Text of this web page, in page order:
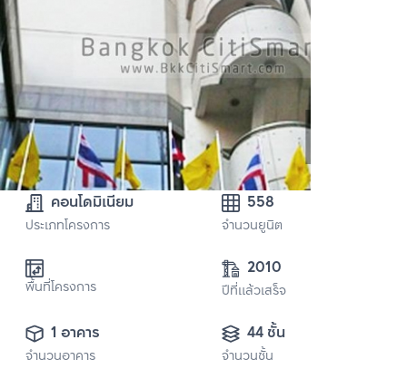
คอนโดมิเนียม
ประเภทโครงการ
558
จำนวนยูนิต
พื้นที่โครงการ
2010
ปีที่แล้วเสร็จ
1 อาคาร
จำนวนอาคาร
44 ชั้น
จำนวนชั้น